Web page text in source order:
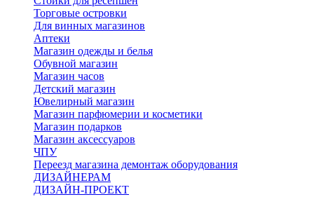
Торговые островки
Для винных магазинов
Аптеки
Магазин одежды и белья
Обувной магазин
Магазин часов
Детский магазин
Ювелирный магазин
Магазин парфюмерии и косметики
Магазин подарков
Магазин аксессуаров
ЧПУ
Переезд магазина демонтаж оборудования
ДИЗАЙНЕРАМ
ДИЗАЙН-ПРОЕКТ